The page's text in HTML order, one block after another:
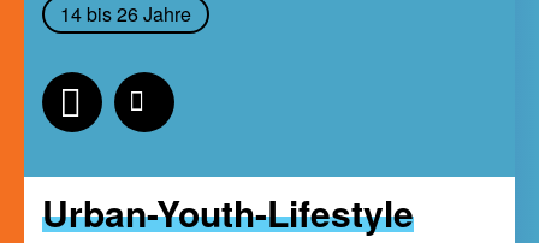
14 bis 26 Jahre
Urban-Youth-Lifestyle